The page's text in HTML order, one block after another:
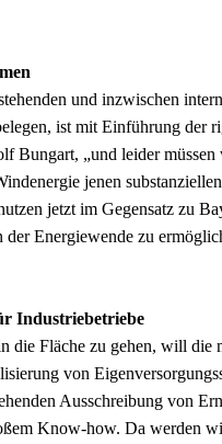
und inzwischen
ist mit Einführung der
Bungart, „und leider
jenen
jetzt im Gegensatz zu
Energiewende zu
Industriebetriebe
Fläche zu gehen, will die
von
Ausschreibung von
Know-how. Da werden